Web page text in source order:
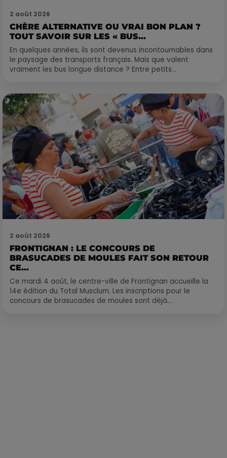
2 août 2026
CHÈRE ALTERNATIVE OU VRAI BON PLAN ?
TOUT SAVOIR SUR LES « BUS...
En quelques années, ils sont devenus incontournables dans
le paysage des transports français. Mais que valent
vraiment les bus longue distance ? Entre petits...
2 août 2026
FRONTIGNAN : LE CONCOURS DE
BRASUCADES DE MOULES FAIT SON RETOUR
CE...
Ce mardi 4 août, le centre-ville de Frontignan accueille la
14e édition du Total Musclum. Les inscriptions pour le
concours de brasucades de moules sont déjà...